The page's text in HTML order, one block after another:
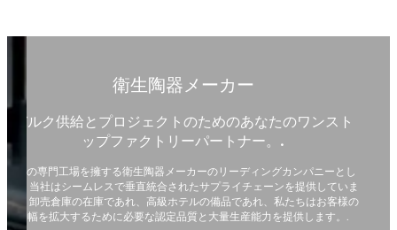
衛生陶器メーカー
バルク供給とプロジェクトのためのあなたのワンスト
ップファクトリーパートナー。.
3つの専門工場を擁する衛生陶器メーカーのリーディングカンパニーとし
て、当社はシームレスで垂直統合されたサプライチェーンを提供していま
す。卸売倉庫の在庫であれ、高級ホテルの備品であれ、私たちはお客様の
利幅を拡大するために必要な認定品質と大量生産能力を提供します。.